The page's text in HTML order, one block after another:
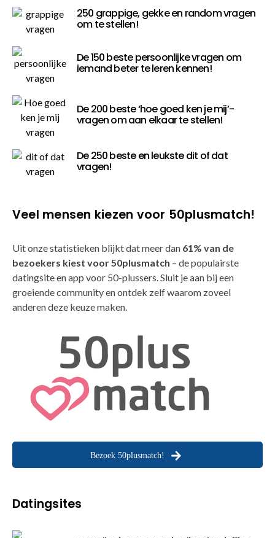
250 grappige, gekke en random vragen
om te stellen!
De 150 beste persoonlijke vragen om
iemand beter te leren kennen!
De 200 beste ‘hoe goed ken je mij’-
vragen om aan elkaar te stellen!
De 250 beste en leukste dit of dat
vragen!
Veel mensen kiezen voor 50plusmatch!
Uit onze statistieken blijkt dat meer dan 61% van de
bezoekers kiest voor 50plusmatch – de populairste
datingsite en app voor 50-plussers. Sluit je aan bij een
groeiende community en ontdek zelf waarom zoveel
anderen deze keuze maken.
Bezoek 50plusmatch!
Datingsites